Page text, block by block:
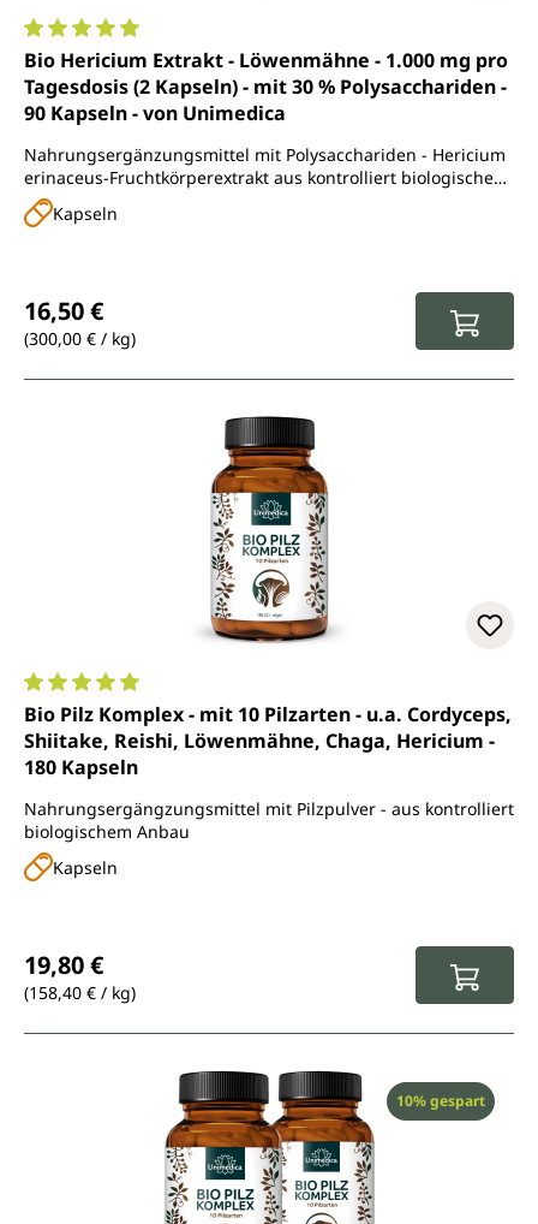
Durchschnittliche Bewertung von 4.9 von 5 Sternen
Bio Hericium Extrakt - Löwenmähne - 1.000 mg pro
Tagesdosis (2 Kapseln) - mit 30 % Polysacchariden -
90 Kapseln - von Unimedica
Nahrungsergänzungsmittel mit Polysacchariden - Hericium
erinaceus-Fruchtkörperextrakt aus kontrolliert biologischem
Anbau und Wasserextraktion - Lions Mane
Kapseln
16,50 €
(300,00 € / kg)
Durchschnittliche Bewertung von 4.9 von 5 Sternen
Bio Pilz Komplex - mit 10 Pilzarten - u.a. Cordyceps,
Shiitake, Reishi, Löwenmähne, Chaga, Hericium -
180 Kapseln
Nahrungsergängzungsmittel mit Pilzpulver - aus kontrolliert
biologischem Anbau
Kapseln
19,80 €
(158,40 € / kg)
Rabatt
10% gespart